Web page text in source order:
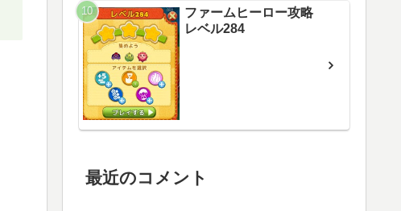
ファームヒーロー攻略
レベル284
最近のコメント